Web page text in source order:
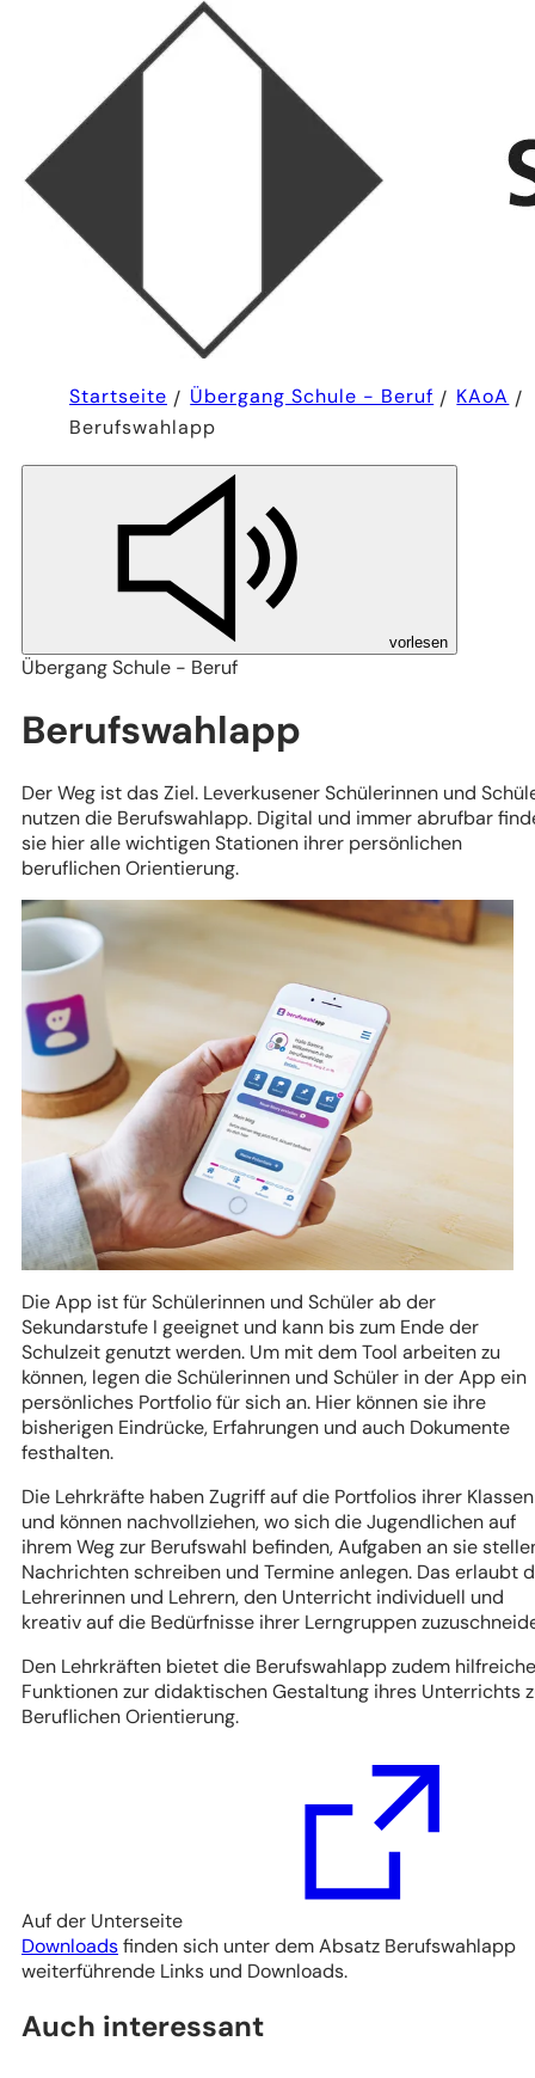
Startseite Übergang Schule - Beruf
KAoA
Berufswahlapp
vorlesen
Übergang Schule - Beruf
Berufswahlapp
Der Weg ist das Ziel. Leverkusener Schülerinnen und
nutzen die Berufswahlapp. Digital und immer abrufbar
sie hier alle wichtigen Stationen ihrer persönlichen
beruflichen Orientierung.
Die App ist für Schülerinnen und Schüler ab der
Sekundarstufe I geeignet und kann bis zum Ende der
Schulzeit genutzt werden. Um mit dem Tool arbeiten zu
können, legen die Schülerinnen und Schüler in der App ein
persönliches Portfolio für sich an. Hier können sie ihre
bisherigen Eindrücke, Erfahrungen und auch Dokumente
festhalten.
Die Lehrkräfte haben Zugriff auf die Portfolios ihrer Klassen
und können nachvollziehen, wo sich die Jugendlichen auf
ihrem Weg zur Berufswahl befinden, Aufgaben an sie
Nachrichten schreiben und Termine anlegen. Das erlaubt
Lehrerinnen und Lehrern, den Unterricht individuell und
kreativ auf die Bedürfnisse ihrer Lerngruppen
Den Lehrkräften bietet die Berufswahlapp zudem hilfreiche
Funktionen zur didaktischen Gestaltung ihres Unterrichts
Beruflichen Orientierung.
Auf der Unterseite
Downloads
(Öffnet
neuen
finden sich unter dem Absatz Berufswahlapp
weiterführende Links und Downloads.
Auch interessant